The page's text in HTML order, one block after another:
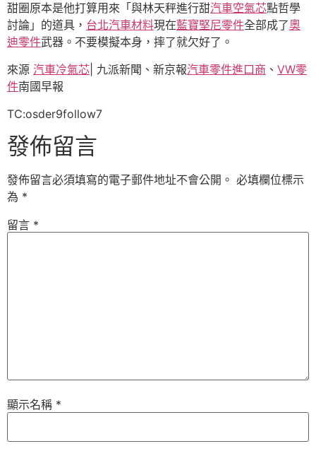
甜圈原本是他打算用來「與林天秤進行甜汽車空氣芯點哲學
討論」的道具， 台北汽車材料現在藍寶堅尼零件全部成了奧
迪零件武器。不要模擬本身，摔了就欠好了。
來源 汽車冷氣芯 | 九派新聞、新京報汽車零件進口商 、 VW零
件南國早報
TC:osder9follow7
發佈留言
發佈留言必須填寫的電子郵件地址不會公開。 必填欄位標示
為 *
留言 *
顯示名稱 *